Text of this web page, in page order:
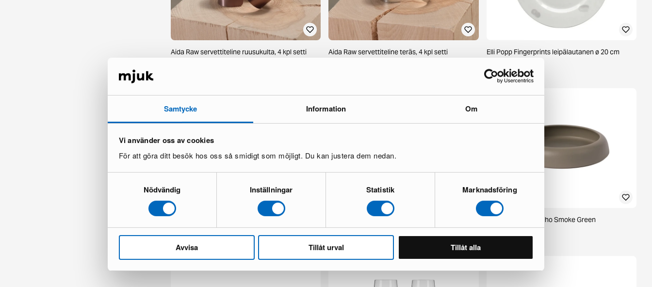
Samtycke Information Om
Vi använder oss av cookies
För att göra ditt besök hos oss så smidigt som möjligt. Du kan justera dem nedan.
Nödvändig Inställningar Statistik Marknadsföring
Avvisa Tillåt urval Tillåt alla
Aida Raw servettiteline ruusukulta, 4 kpl setti Aida Raw servettiteline teräs, 4 kpl setti Elli Popp Fingerprints leipälautanen ø 20 cm
18 € 22 €
1 varastossa · 2 varastossa ·
Raawii Omar 02 kulho Smoke Green
4 varastossa ·